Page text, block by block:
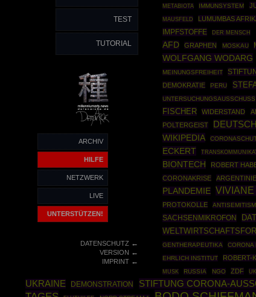
TEST
TUTORIAL
ARCHIV
HILFE
NETZWERK
LIVE
UNTERSTÜTZEN!
DATENSCHUTZ←
VERSION ←
IMPRINT←
METABIOTA IMMUNSYSTEM
MAUSFELD
LUMUMBAS
IMPFSTOFFE
DER MENSCH
AFD GRAPHEN MOSKAU
WOLFGANG WODARG
MEINUNGSFREIHEIT
DEMOKRATIE PERU
UNTERSUCHUNGSAUSSCHUSS
FISCHER
WIDERSTAND
POLTERGEIST
WIKIPEDIA
ECKERT
BIONTECH ROBERT
CORONAKRISE
PLANDEMIE
PROTOKOLLE
SACHSENMIKROFON
GENTHERAPEUTIKA
CORONA
EHRLICH INSTITUT
ROBERT-
MUSK RUSSIA NGO ZDF
UKRAINE DEMONSTRATION STIFTUNG CORONA-